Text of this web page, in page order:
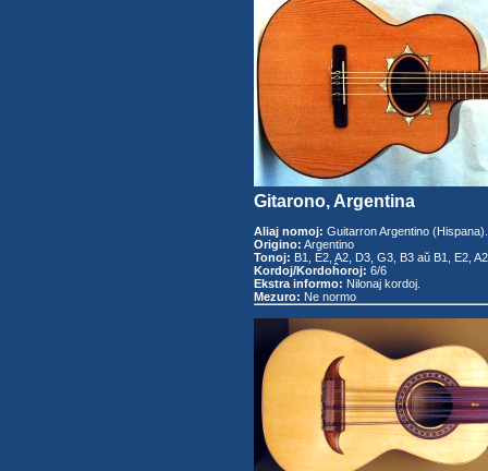
Gitarono, Argentina
Aliaj nomoj: Guitarron Argentino (Hispana).
Origino: Argentino
Tonoj: B1, E2, A2, D3, G3, B3 aŭ B1, E2,
Kordoj/Kordoĥoroj: 6/6
Ekstra informo: Nilonaj kordoj.
Mezuro: Ne normo